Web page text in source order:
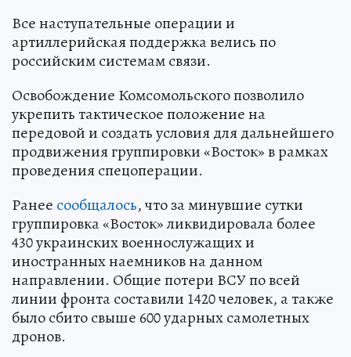
Все наступательные операции и
артиллерийская поддержка велись по
российским системам связи.
Освобождение Комсомольского позволило
укрепить тактическое положение на
передовой и создать условия для дальнейшего
продвижения группировки «Восток» в рамках
проведения спецоперации.
Ранее сообщалось, что за минувшие сутки
группировка «Восток» ликвидировала более
430 украинских военнослужащих и
иностранных наемников на данном
направлении. Общие потери ВСУ по всей
линии фронта составили 1420 человек, а также
было сбито свыше 600 ударных самолетных
дронов.